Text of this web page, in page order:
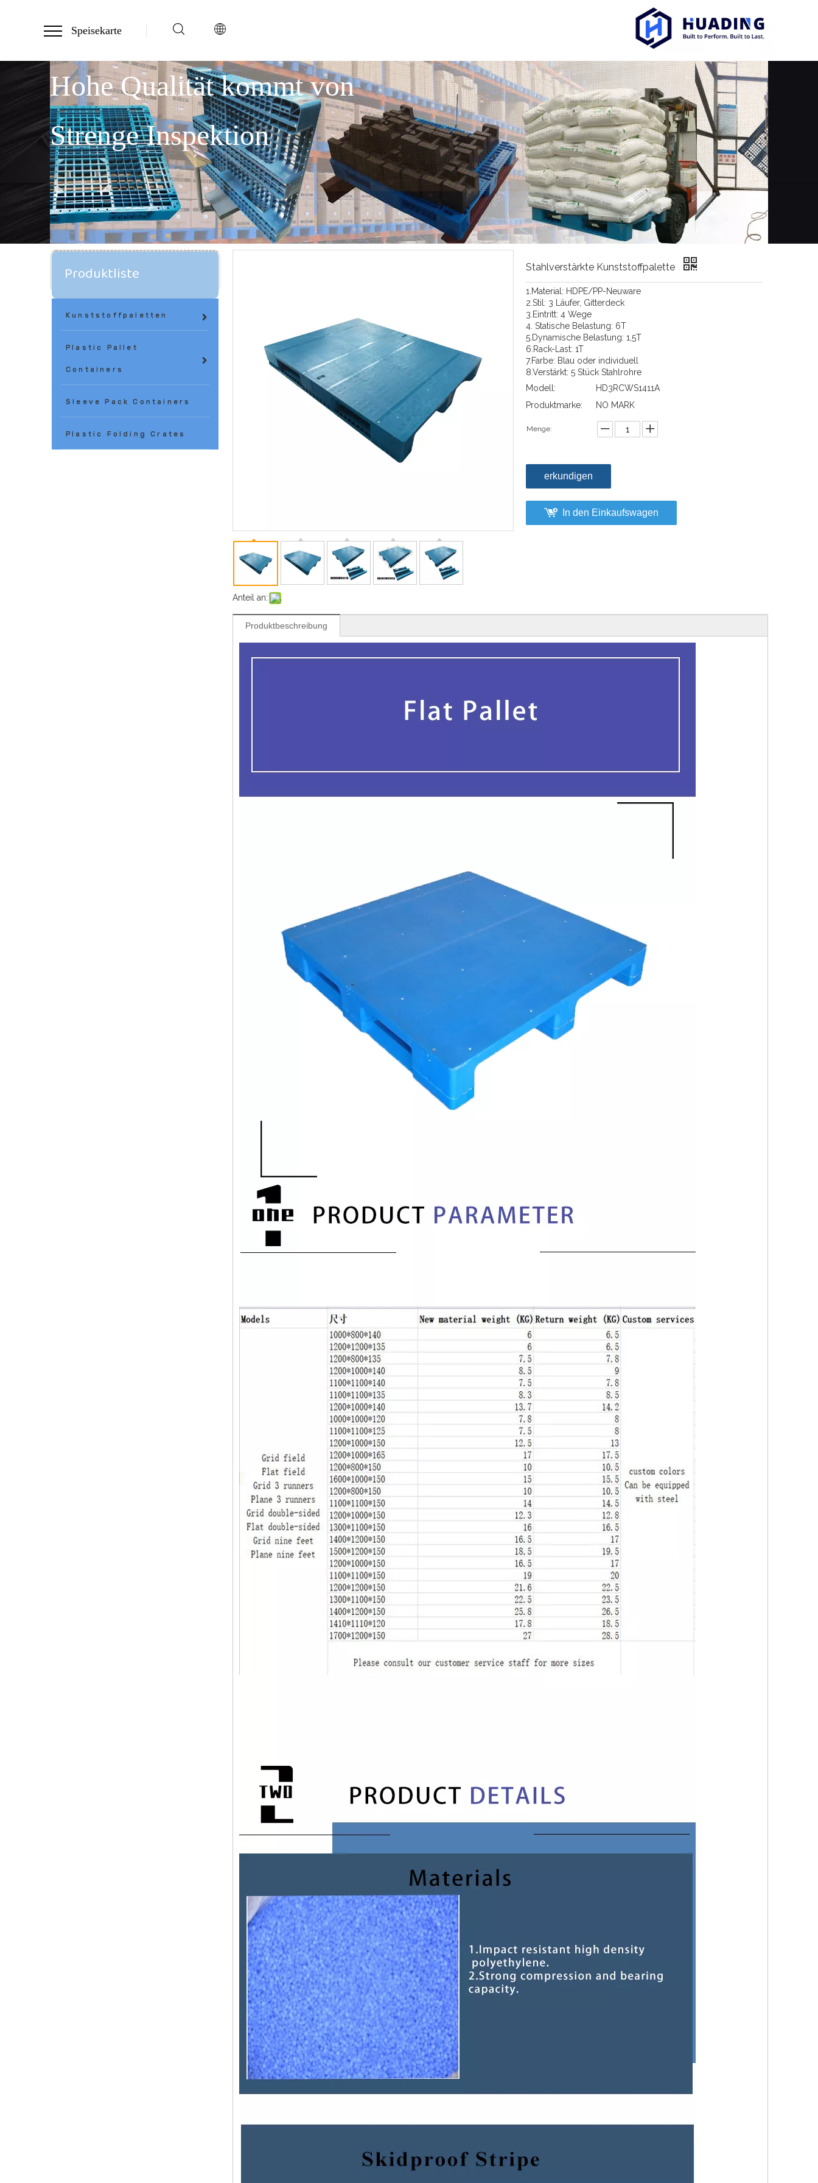
Speisekarte
Hohe Qualität kommt von
Strenge Inspektion
Produktliste
Kunststoffpaletten
Plastic Pallet
Containers
Sleeve Pack Containers
Plastic Folding Crates
Anteil an:
Stahlverstärkte Kunststoffpalette
1.Material: HDPE/PP-Neuware
2.Stil: 3 Läufer, Gitterdeck
3.Eintritt: 4 Wege
4. Statische Belastung: 6T
5.Dynamische Belastung: 1,5T
6.Rack-Last: 1T
7.Farbe: Blau oder individuell
8.Verstärkt: 5 Stück Stahlrohre
Modell:
HD3RCWS1411A
Produktmarke:
NO MARK
Menge:
erkundigen
In den Einkaufswagen
Produktbeschreibung